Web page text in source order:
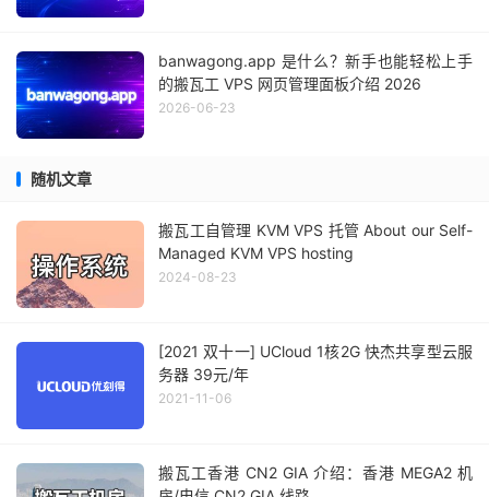
banwagong.app 是什么？新手也能轻松上手
的搬瓦工 VPS 网页管理面板介绍 2026
2026-06-23
随机文章
搬瓦工自管理 KVM VPS 托管 About our Self-
Managed KVM VPS hosting
2024-08-23
[2021 双十一] UCloud 1核2G 快杰共享型云服
务器 39元/年
2021-11-06
搬瓦工香港 CN2 GIA 介绍：香港 MEGA2 机